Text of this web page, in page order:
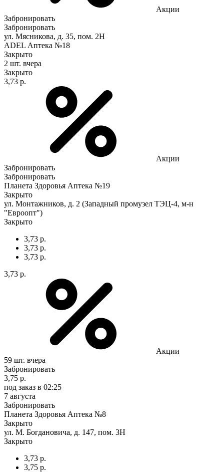
Акции
Забронировать
Забронировать
ул. Мясникова, д. 35, пом. 2Н
ADEL Аптека №18
Закрыто
2 шт. вчера
Закрыто
3,73 р.
Акции
Забронировать
Забронировать
Планета Здоровья Аптека №19
Закрыто
ул. Монтажников, д. 2 (Западный промузел ТЭЦ-4, м-н
"Евроопт")
Закрыто
3,73 р.
3,73 р.
3,73 р.
3,73 р.
Акции
59 шт. вчера
Забронировать
3,75 р.
под заказ в 02:25
7 августа
Забронировать
Планета Здоровья Аптека №8
Закрыто
ул. М. Богдановича, д. 147, пом. 3Н
Закрыто
3,73 р.
3,75 р.